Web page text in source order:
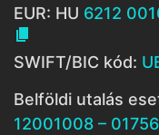
EUR: HU 6212

SWIFT/BIC kód:
Belföldi utalás
12001008 –